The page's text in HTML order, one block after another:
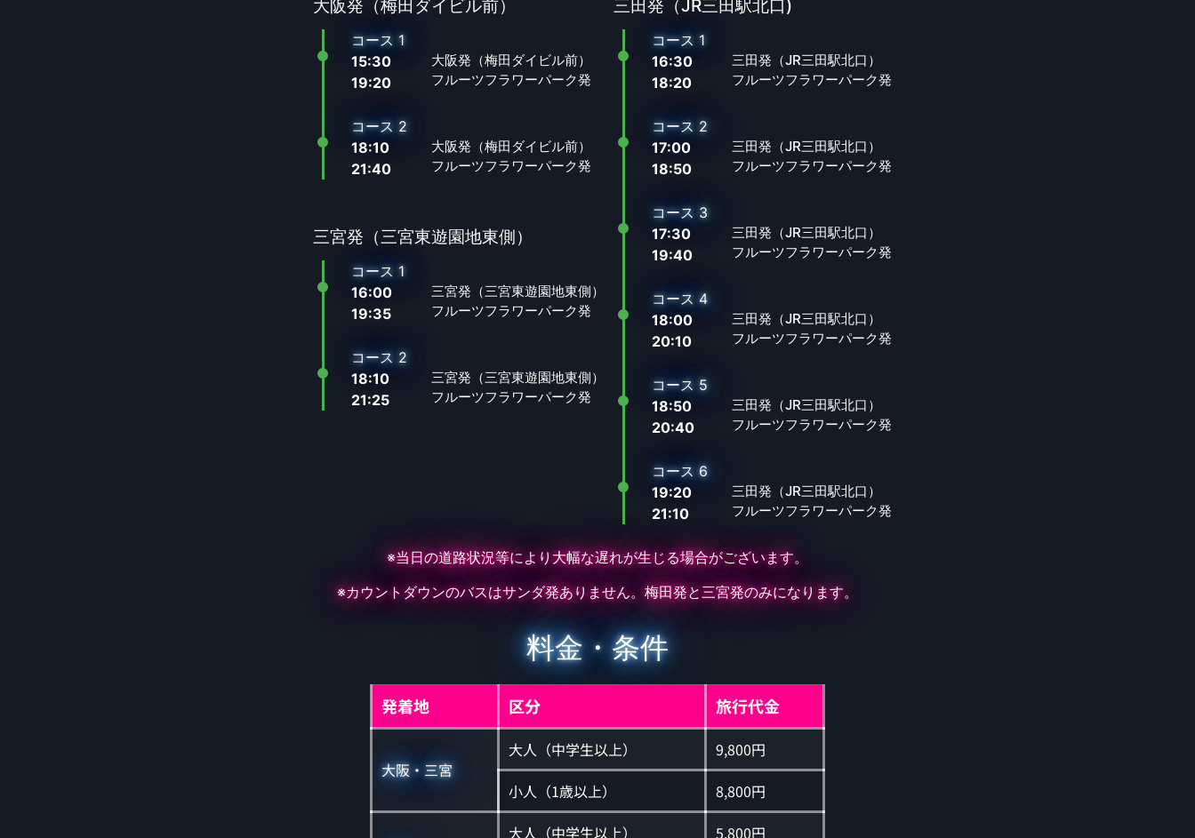
大阪発（梅田ダイビル前）
コース 1
15:30
19:20
大阪発（梅田ダイビル前）
フルーツフラワーパーク発
コース 2
18:10
21:40
大阪発（梅田ダイビル前）
フルーツフラワーパーク発
三宮発（三宮東遊園地東側）
コース 1
16:00
19:35
三宮発（三宮東遊園地東側）
フルーツフラワーパーク発
コース 2
18:10
21:25
三宮発（三宮東遊園地東側）
フルーツフラワーパーク発
三田発（JR三田駅北口)
コース 1
16:30
18:20
三田発（JR三田駅北口）
フルーツフラワーパーク発
コース 2
17:00
18:50
三田発（JR三田駅北口）
フルーツフラワーパーク発
コース 3
17:30
19:40
三田発（JR三田駅北口）
フルーツフラワーパーク発
コース 4
18:00
20:10
三田発（JR三田駅北口）
フルーツフラワーパーク発
コース 5
18:50
20:40
三田発（JR三田駅北口）
フルーツフラワーパーク発
コース 6
19:20
21:10
三田発（JR三田駅北口）
フルーツフラワーパーク発
※当日の道路状況等により大幅な遅れが生じる場合がございます。
※カウントダウンのバスはサンダ発ありません。梅田発と三宮発のみになります。
料金・条件
発着地 区分 旅行代金
大阪・三宮
大人（中学生以上）
9,800円
小人（1歳以上）
8,800円
大人（中学生以上）
5,800円